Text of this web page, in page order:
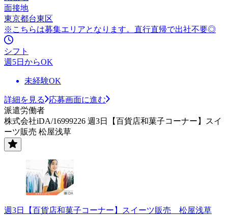
面接地
東京都台東区
※こちらは募集エリアとなります。直行直帰で出社不要◎
シフト
週5日からOK
未経験OK
詳細を見る
応募画面に進む
派遣労働者
株式会社iDA/16999226 週3日【百貨店和菓子コーナー】スイ
ーツ販売 松屋浅草
週3日【百貨店和菓子コーナー】スイーツ販売 松屋浅草